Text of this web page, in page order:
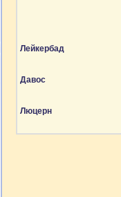
Лейкербад
Давос
Люцерн